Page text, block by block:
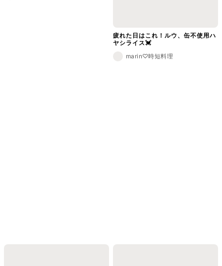
疲れた日はこれ！ルウ、缶不使用ハ
ヤシライス💓
marin♡時短料理